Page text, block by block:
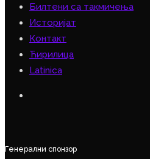
Билтени са такмичења
Историјат
Контакт
Ћирилица
Latinica
Генерални спонзор